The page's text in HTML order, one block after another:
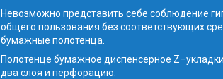
Невозможно представить себе соблюдение
общего пользования без соответствующих
бумажные полотенца.
Полотенце бумажное диспенсерное
два слоя и перфорацию.